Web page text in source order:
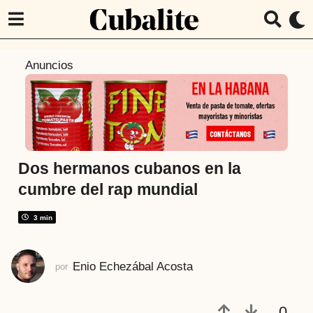
t
á
s
a
ñ
o
Anuncios
Dos hermanos cubanos en la
cumbre del rap mundial
3 min
por Enio Echezábal Acosta